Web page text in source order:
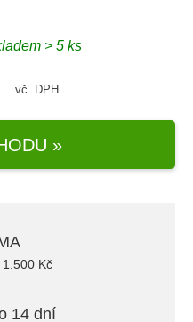
> 5 ks
vč. DPH
»
Kč
14 dní